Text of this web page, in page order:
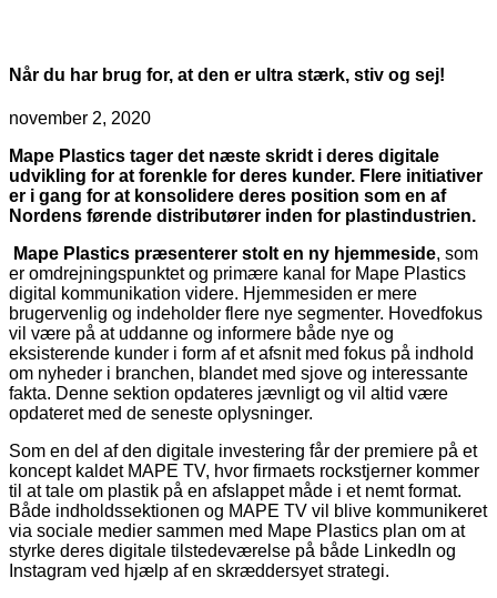
Når du har brug for, at den er ultra stærk, stiv og sej!
november 2, 2020
Mape Plastics tager det næste skridt i deres digitale
udvikling for at forenkle for deres kunder. Flere initiativer
er i gang for at konsolidere deres position som en af ​​
Nordens førende distributører inden for plastindustrien.
Mape Plastics præsenterer stolt en ny hjemmeside, som
er omdrejningspunktet og primære kanal for Mape Plastics
digital kommunikation videre. Hjemmesiden er mere
brugervenlig og indeholder flere nye segmenter. Hovedfokus
vil være på at uddanne og informere både nye og
eksisterende kunder i form af et afsnit med fokus på indhold
om nyheder i branchen, blandet med sjove og interessante
fakta. Denne sektion opdateres jævnligt og vil altid være
opdateret med de seneste oplysninger.
Som en del af den digitale investering får der premiere på et
koncept kaldet MAPE TV, hvor firmaets rockstjerner kommer
til at tale om plastik på en afslappet måde i et nemt format.
Både indholdssektionen og MAPE TV vil blive kommunikeret
via sociale medier sammen med Mape Plastics plan om at
styrke deres digitale tilstedeværelse på både LinkedIn og
Instagram ved hjælp af en skræddersyet strategi.